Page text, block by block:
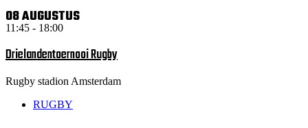
08 AUGUSTUS
11:45 - 18:00
Drielandentoernooi Rugby
Rugby stadion Amsterdam
RUGBY